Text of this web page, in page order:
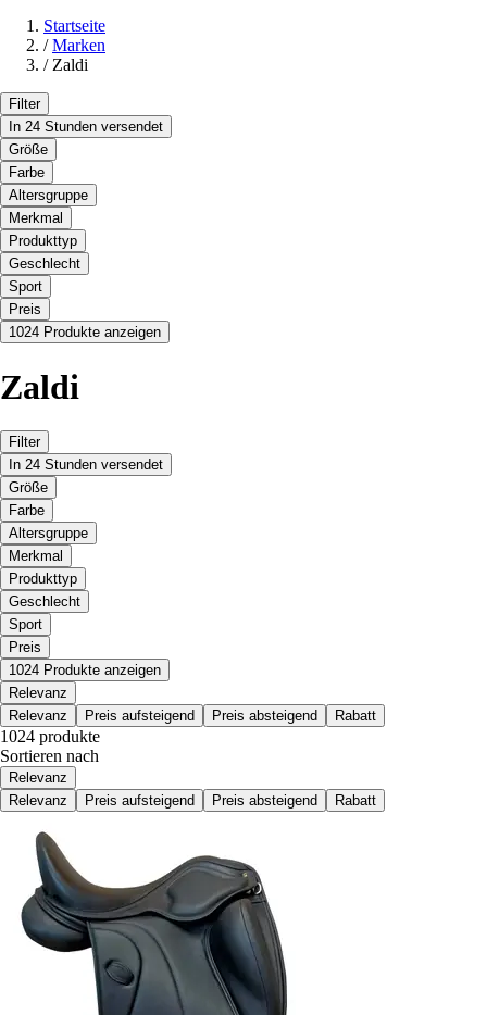
Startseite
/ Marken
/ Zaldi
Filter
In 24 Stunden versendet
Größe
Farbe
Altersgruppe
Merkmal
Produkttyp
Geschlecht
Sport
Preis
1024 Produkte anzeigen
Zaldi
Filter
In 24 Stunden versendet
Größe
Farbe
Altersgruppe
Merkmal
Produkttyp
Geschlecht
Sport
Preis
1024 Produkte anzeigen
Relevanz
Relevanz
Preis aufsteigend Preis absteigend Rabatt
1024 produkte
Sortieren nach
Relevanz
Relevanz
Preis aufsteigend Preis absteigend Rabatt